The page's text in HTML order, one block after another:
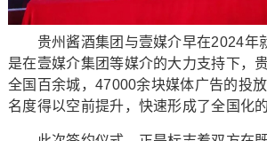
贵州酱酒集团与壹媒介早在2024年
是在壹媒介集团等媒介的大力支持下，
全国百余城，47000余块媒体广告的投
名度得以空前提升，快速形成了全国化